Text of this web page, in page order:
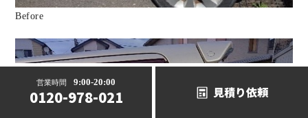
Before
営業時間 9:00-20:00
0120-978-021 見積り依頼